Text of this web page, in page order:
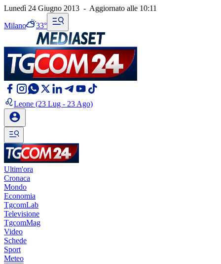
Lunedì 24 Giugno 2013 - Aggiornato alle 10:11
Milano 33°
Leone (23 Lug - 23 Ago)
Ultim'ora
Cronaca
Mondo
Economia
TgcomLab
Televisione
TgcomMag
Video
Schede
Sport
Meteo